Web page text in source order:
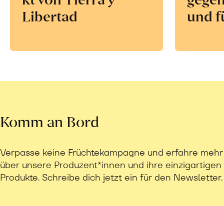
Libertad
und
Komm an Bord
Verpasse keine Früchtekampagne und erfahre mehr
über unsere Produzent*innen und ihre einzigartigen
Produkte. Schreibe dich jetzt ein für den Newsletter.